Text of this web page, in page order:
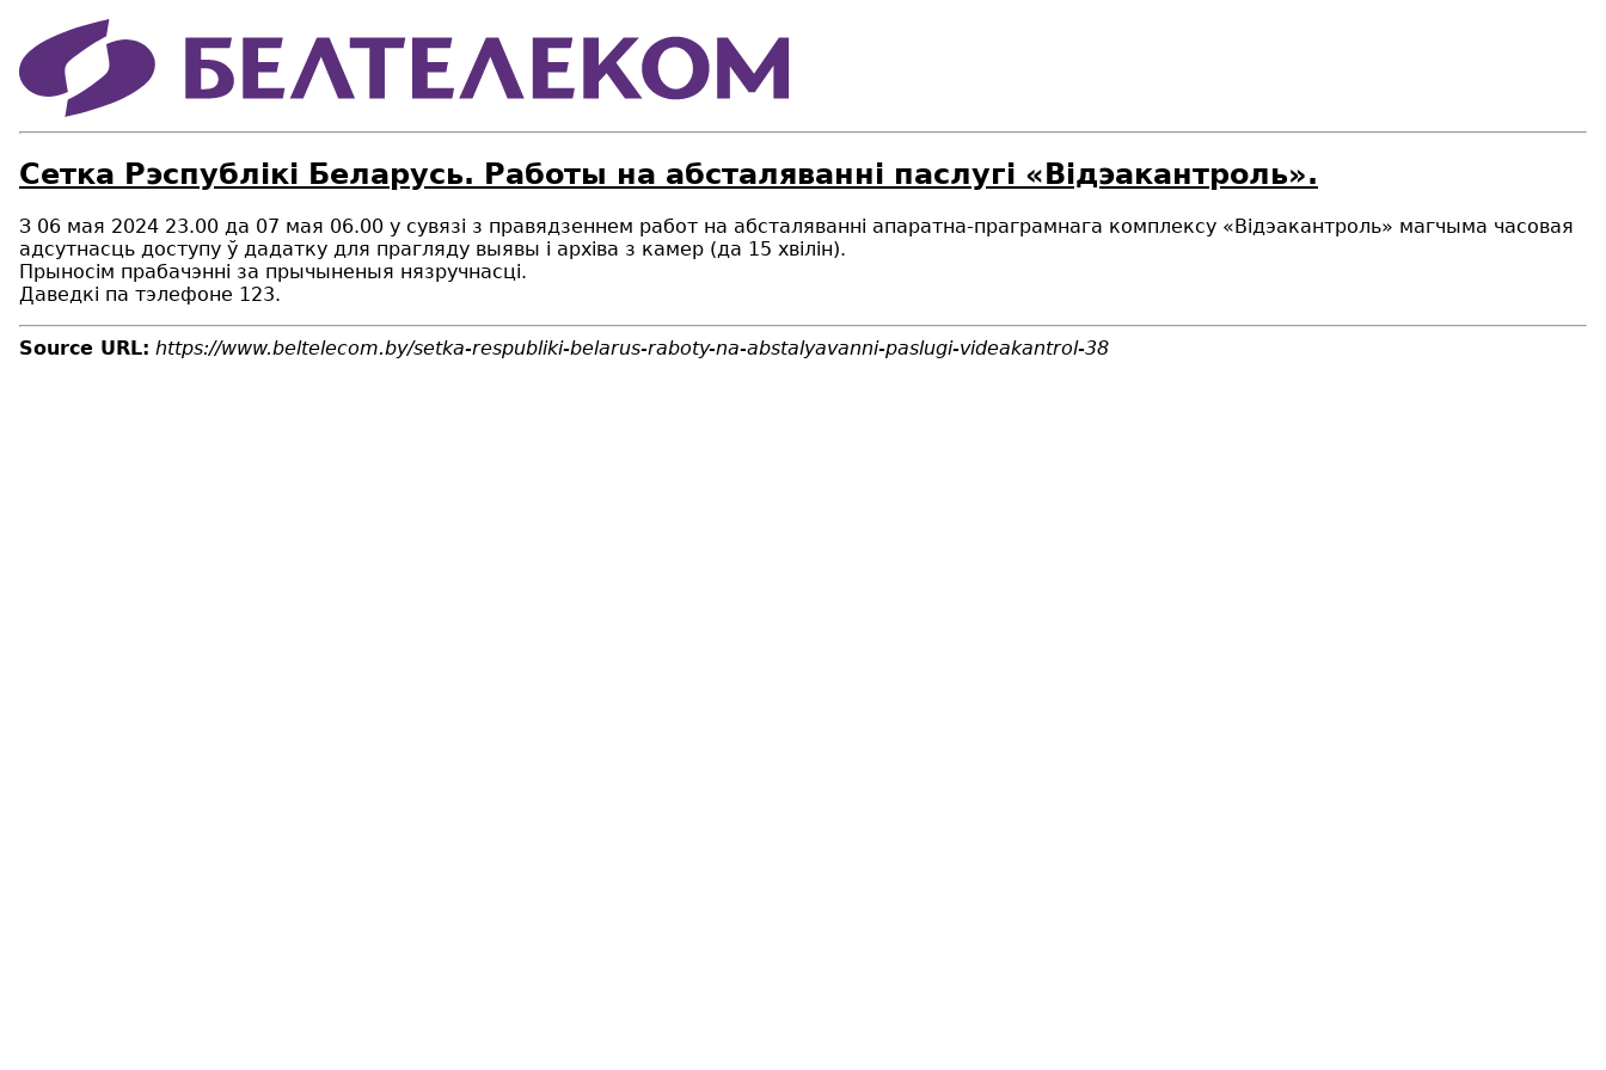
Сетка Рэспублiкi Беларусь. Работы на абсталяваннi паслугi «Вiдэакантроль».
З 06 мая 2024 23.00 да 07 мая 06.00 у сувязі з правядзеннем работ на абсталяванні апаратна-праграмнага комплексу «Відэакантроль» магчыма часовая
адсутнасць доступу ў дадатку для прагляду выявы і архіва з камер (да 15 хвілін).
Прыносім прабачэнні за прычыненыя нязручнасці.
Даведкі па тэлефоне 123.
Source URL: https://www.beltelecom.by/setka-respubliki-belarus-raboty-na-abstalyavanni-paslugi-videakantrol-38